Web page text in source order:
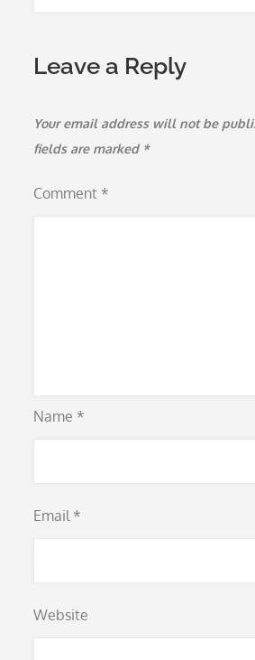
Leave a Reply
Your email address will not be
fields are marked *
Comment *
Name *
Email *
Website